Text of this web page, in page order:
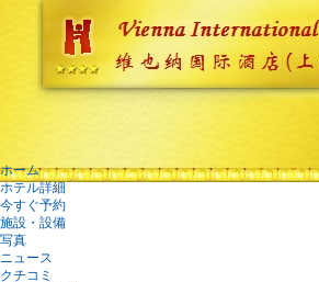
ホーム
ホテル詳細
今すぐ予約
施設・設備
写真
ニュース
クチコミ